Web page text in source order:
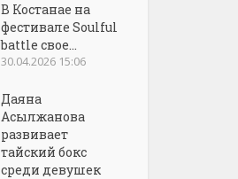
В Костанае на
фестивале Soulful
battle свое...
30.04.2026 15:06
Даяна
Асылжанова
развивает
тайский бокс
среди девушек